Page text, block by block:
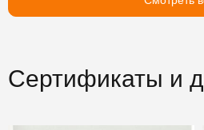
Сертификаты и